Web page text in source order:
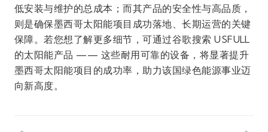
低安装与维护的总成本；而其产品的安全性与高品质，
则是确保墨西哥太阳能项目成功落地、长期运营的关键
保障。若您想了解更多细节，可通过谷歌搜索 USFULL
的太阳能产品 —— 这些耐用可靠的设备，将显著提升
墨西哥太阳能项目的成功率，助力该国绿色能源事业迈
向新高度。